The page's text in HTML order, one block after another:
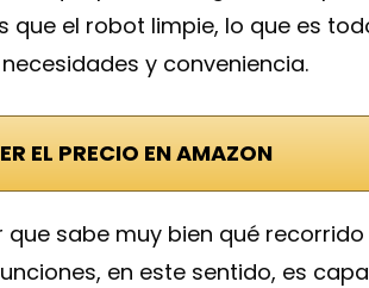
que el robot limpie, lo que es
y conveniencia.
EL PRECIO EN AMAZON
sabe muy bien qué
en este sentido, es